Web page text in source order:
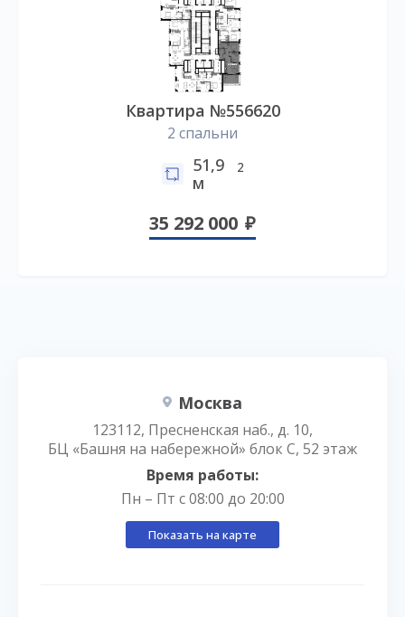
Квартира №556620
2 спальни
51,9
м
2
35 292 000
Москва
123112, Пресненская наб., д. 10,
БЦ «Башня на набережной» блок С, 52 этаж
Время работы:
Пн – Пт с 08:00 до 20:00
Показать на карте